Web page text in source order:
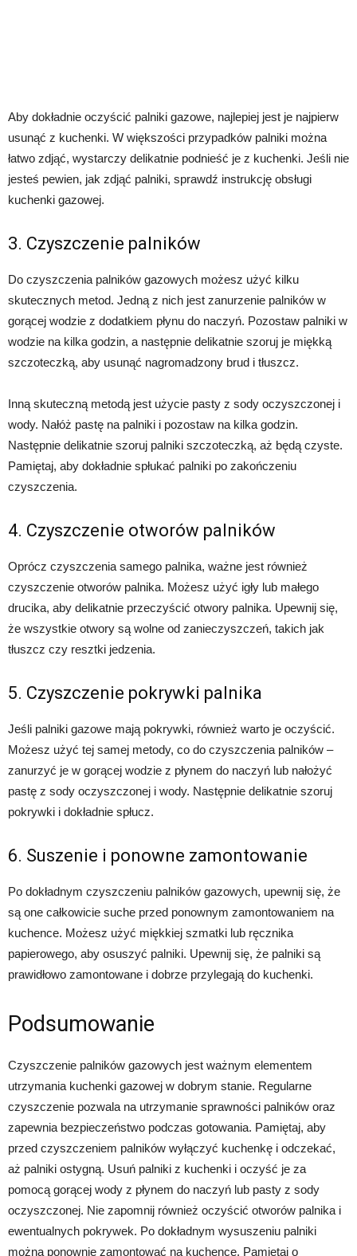
Aby dokładnie oczyścić palniki gazowe, najlepiej jest je najpierw
usunąć z kuchenki. W większości przypadków palniki można
łatwo zdjąć, wystarczy delikatnie podnieść je z kuchenki. Jeśli nie
jesteś pewien, jak zdjąć palniki, sprawdź instrukcję obsługi
kuchenki gazowej.
3. Czyszczenie palników
Do czyszczenia palników gazowych możesz użyć kilku
skutecznych metod. Jedną z nich jest zanurzenie palników w
gorącej wodzie z dodatkiem płynu do naczyń. Pozostaw palniki w
wodzie na kilka godzin, a następnie delikatnie szoruj je miękką
szczoteczką, aby usunąć nagromadzony brud i tłuszcz.
Inną skuteczną metodą jest użycie pasty z sody oczyszczonej i
wody. Nałóż pastę na palniki i pozostaw na kilka godzin.
Następnie delikatnie szoruj palniki szczoteczką, aż będą czyste.
Pamiętaj, aby dokładnie spłukać palniki po zakończeniu
czyszczenia.
4. Czyszczenie otworów palników
Oprócz czyszczenia samego palnika, ważne jest również
czyszczenie otworów palnika. Możesz użyć igły lub małego
drucika, aby delikatnie przeczyścić otwory palnika. Upewnij się,
że wszystkie otwory są wolne od zanieczyszczeń, takich jak
tłuszcz czy resztki jedzenia.
5. Czyszczenie pokrywki palnika
Jeśli palniki gazowe mają pokrywki, również warto je oczyścić.
Możesz użyć tej samej metody, co do czyszczenia palników –
zanurzyć je w gorącej wodzie z płynem do naczyń lub nałożyć
pastę z sody oczyszczonej i wody. Następnie delikatnie szoruj
pokrywki i dokładnie spłucz.
6. Suszenie i ponowne zamontowanie
Po dokładnym czyszczeniu palników gazowych, upewnij się, że
są one całkowicie suche przed ponownym zamontowaniem na
kuchence. Możesz użyć miękkiej szmatki lub ręcznika
papierowego, aby osuszyć palniki. Upewnij się, że palniki są
prawidłowo zamontowane i dobrze przylegają do kuchenki.
Podsumowanie
Czyszczenie palników gazowych jest ważnym elementem
utrzymania kuchenki gazowej w dobrym stanie. Regularne
czyszczenie pozwala na utrzymanie sprawności palników oraz
zapewnia bezpieczeństwo podczas gotowania. Pamiętaj, aby
przed czyszczeniem palników wyłączyć kuchenkę i odczekać,
aż palniki ostygną. Usuń palniki z kuchenki i oczyść je za
pomocą gorącej wody z płynem do naczyń lub pasty z sody
oczyszczonej. Nie zapomnij również oczyścić otworów palnika i
ewentualnych pokrywek. Po dokładnym wysuszeniu palniki
można ponownie zamontować na kuchence. Pamiętaj o